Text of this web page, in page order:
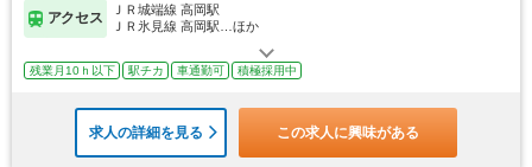
アクセス
ＪＲ城端線 高岡駅
ＪＲ氷見線 高岡駅…ほか
残業月10ｈ以下 駅チカ 車通勤可 積極採用中
求人の詳細を見る この求人に興味がある